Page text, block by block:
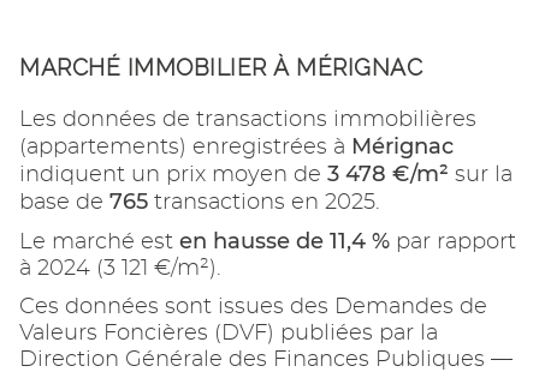
MARCHÉ IMMOBILIER À MÉRIGNAC
Les données de transactions immobilières
(appartements) enregistrées à Mérignac
indiquent un prix moyen de 3 478 €/m² sur la
base de 765 transactions en 2025.
Le marché est en hausse de 11,4 % par rapport
à 2024 (3 121 €/m²).
Ces données sont issues des Demandes de
Valeurs Foncières (DVF) publiées par la
Direction Générale des Finances Publiques —